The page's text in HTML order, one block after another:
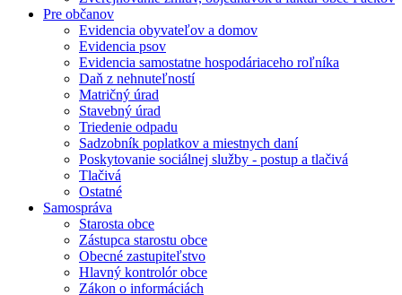
Pre občanov
Evidencia obyvateľov a domov
Evidencia psov
Evidencia samostatne hospodáriaceho roľníka
Daň z nehnuteľností
Matričný úrad
Stavebný úrad
Triedenie odpadu
Sadzobník poplatkov a miestnych daní
Poskytovanie sociálnej služby - postup a tlačivá
Tlačivá
Ostatné
Samospráva
Starosta obce
Zástupca starostu obce
Obecné zastupiteľstvo
Hlavný kontrolór obce
Zákon o informáciách